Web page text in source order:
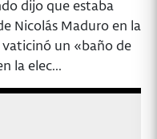
dijo que estaba
Nicolás Maduro en la
un «baño de
la elec...